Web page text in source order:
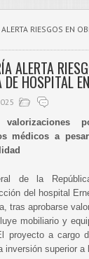
RIESGOS EN
ALERTA
DE HOSPITAL
valorizaciones
médicos a
de la
del hospital
tras aprobarse
mobiliario y
a cargo
inversión superior